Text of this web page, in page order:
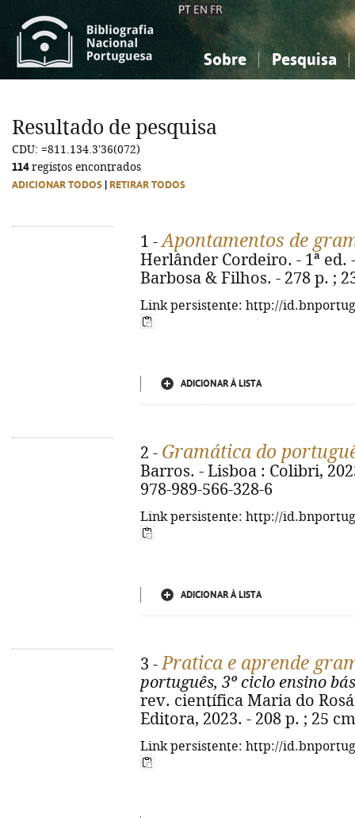
PT EN FR
Sobre Pesquisa
Ciências sociais...
Ciências sociais...
Resultado de pesquisa
CDU: =811.134.3'36(072)
114registos encontrados
ADICIONAR TODOS RETIRAR TODOS
1 -Apontamentos de
Herlânder Cordeiro. - 1ª ed.
Barbosa & Filhos. - 278 p. ;
Link persistente: http://
ADICIONAR À LISTA
2 - Gramática do
Barros. - Lisboa : Colibri,
978-989-566-328-6
Link persistente: http://
ADICIONAR À LISTA
3 -Pratica e aprende
português, 3º ciclo ensino
rev. científica Maria do
Editora, 2023. - 208 p. ; 25
Link persistente: http://